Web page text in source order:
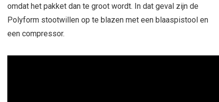
omdat het pakket dan te groot wordt. In dat geval zijn de
Polyform stootwillen op te blazen met een blaaspistool en
een compressor.